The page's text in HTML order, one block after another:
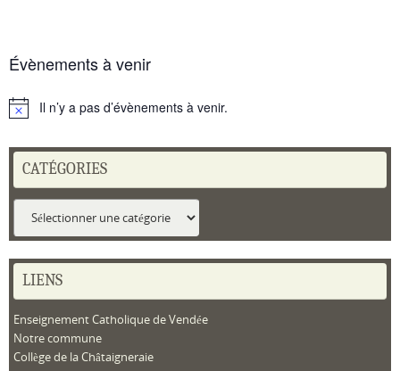
Évènements à venir
NoticeIl n’y a pas d’évènements à venir.
CATÉGORIES
LIENS
Enseignement Catholique de Vendée
Notre commune
Collège de la Châtaigneraie